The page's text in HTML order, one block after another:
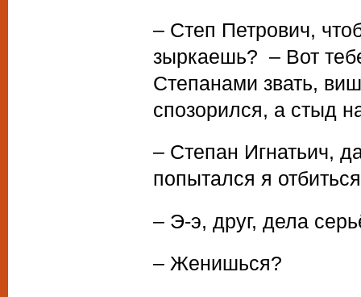
– Степ Петрович,
зыркаешь? – Вот
Степанами звать,
спозорился, а стыд
– Степан Игнатьич,
попытался я
– Э-э, друг, дела
– Женишься?